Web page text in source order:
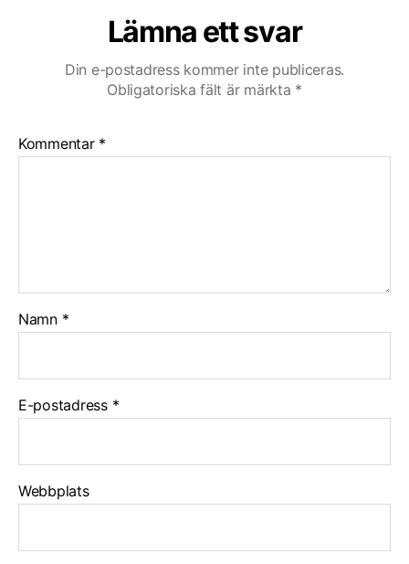
Lämna ett svar
Din e-postadress kommer inte publiceras.
Obligatoriska fält är märkta *
Kommentar *
Namn *
E-postadress *
Webbplats